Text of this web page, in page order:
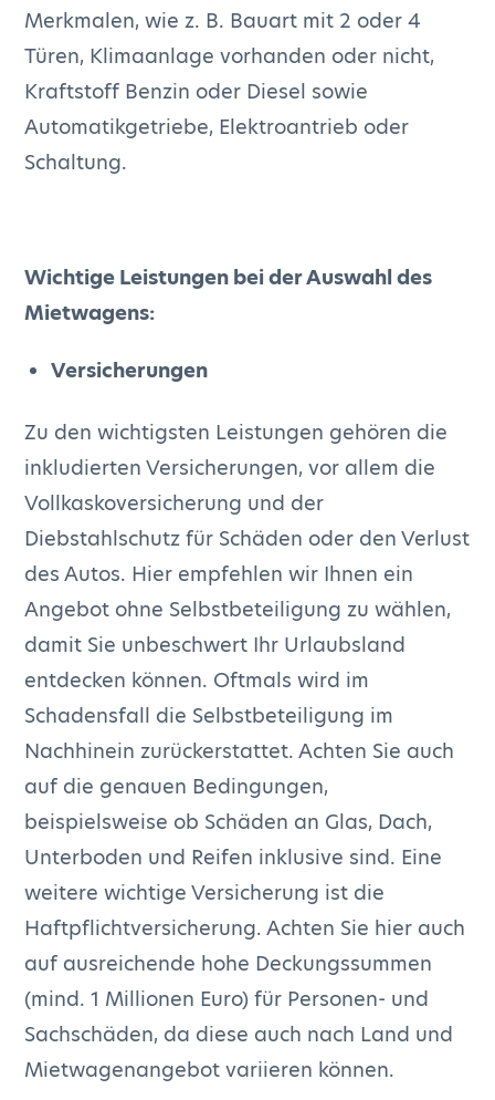
Merkmalen, wie z. B. Bauart mit 2 oder 4
Türen, Klimaanlage vorhanden oder nicht,
Kraftstoff Benzin oder Diesel sowie
Automatikgetriebe, Elektroantrieb oder
Schaltung.
Wichtige Leistungen bei der Auswahl des
Mietwagens:
Versicherungen
Zu den wichtigsten Leistungen gehören die
inkludierten Versicherungen, vor allem die
Vollkaskoversicherung und der
Diebstahlschutz für Schäden oder den Verlust
des Autos. Hier empfehlen wir Ihnen ein
Angebot ohne Selbstbeteiligung zu wählen,
damit Sie unbeschwert Ihr Urlaubsland
entdecken können. Oftmals wird im
Schadensfall die Selbstbeteiligung im
Nachhinein zurückerstattet. Achten Sie auch
auf die genauen Bedingungen,
beispielsweise ob Schäden an Glas, Dach,
Unterboden und Reifen inklusive sind. Eine
weitere wichtige Versicherung ist die
Haftpflichtversicherung. Achten Sie hier auch
auf ausreichende hohe Deckungssummen
(mind. 1 Millionen Euro) für Personen- und
Sachschäden, da diese auch nach Land und
Mietwagenangebot variieren können.